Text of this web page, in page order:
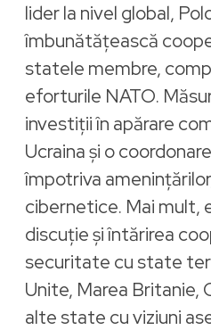
lider la nivel global,
îmbunătățească
statele membre,
eforturile NATO.
investiții în apărare
Ucraina și o
împotriva
cibernetice. Mai mult,
discuție și întărirea
securitate cu state
Unite, Marea Britanie,
alte state cu viziuni